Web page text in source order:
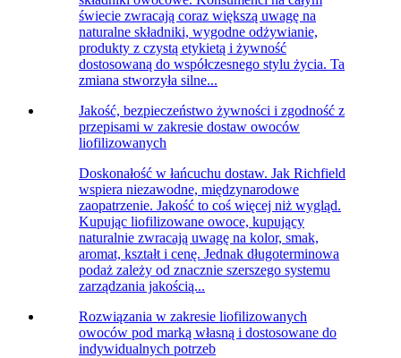
świecie zwracają coraz większą uwagę na
naturalne składniki, wygodne odżywianie,
produkty z czystą etykietą i żywność
dostosowaną do współczesnego stylu życia. Ta
zmiana stworzyła silne...
Jakość, bezpieczeństwo żywności i zgodność z
przepisami w zakresie dostaw owoców
liofilizowanych
Doskonałość w łańcuchu dostaw. Jak Richfield
wspiera niezawodne, międzynarodowe
zaopatrzenie. Jakość to coś więcej niż wygląd.
Kupując liofilizowane owoce, kupujący
naturalnie zwracają uwagę na kolor, smak,
aromat, kształt i cenę. Jednak długoterminowa
podaż zależy od znacznie szerszego systemu
zarządzania jakością...
Rozwiązania w zakresie liofilizowanych
owoców pod marką własną i dostosowane do
indywidualnych potrzeb